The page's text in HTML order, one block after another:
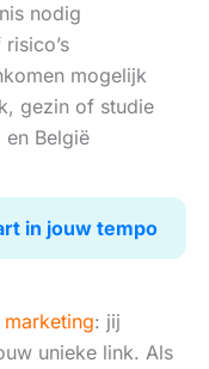
nodig
mogelijk
gezin of studie
België
in jouw tempo
: jij
unieke link. Als